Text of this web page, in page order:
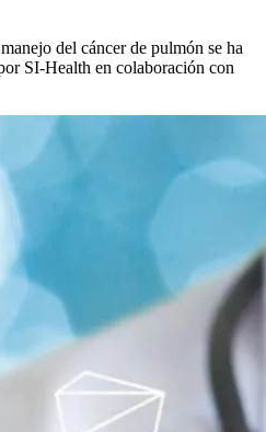
del cáncer de pulmón se ha
SI-Health en colaboración con